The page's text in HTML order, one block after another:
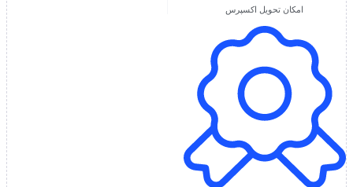
امکان تحویل اکسپرس